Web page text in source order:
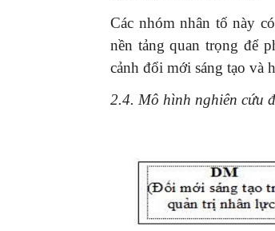
Các nhóm nhân tố này
nền tảng quan trọng để
cảnh đổi mới sáng tạo và
2.4. Mô hình nghiên cứu